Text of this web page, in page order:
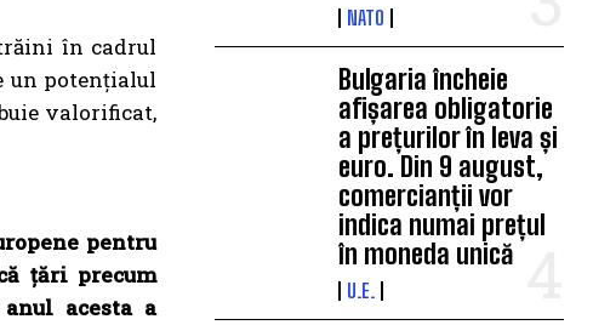
în cadrul
un potențialul
valorificat,
pentru
țări precum
acesta a
NATO
Bulgaria încheie
afișarea obligatorie
a prețurilor în leva și
euro. Din 9 august,
comercianții vor
indica numai prețul
în moneda unică
U.E.